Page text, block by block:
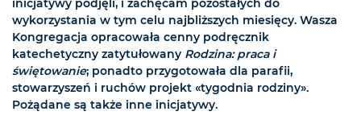
inicjatywy podjęli, i zachęcam pozostałych do
wykorzystania w tym celu najbliższych miesięcy. Wasza
Kongregacja opracowała cenny podręcznik
katechetyczny zatytułowany Rodzina: praca i
świętowanie; ponadto przygotowała dla parafii,
stowarzyszeń i ruchów projekt «tygodnia rodziny».
Pożądane są także inne inicjatywy.